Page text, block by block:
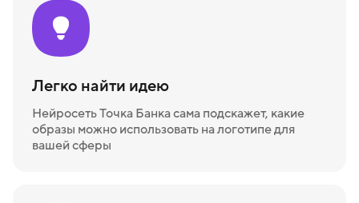
Легко найти идею
Нейросеть Точка Банка сама подскажет, какие
образы можно использовать на логотипе для
вашей сферы